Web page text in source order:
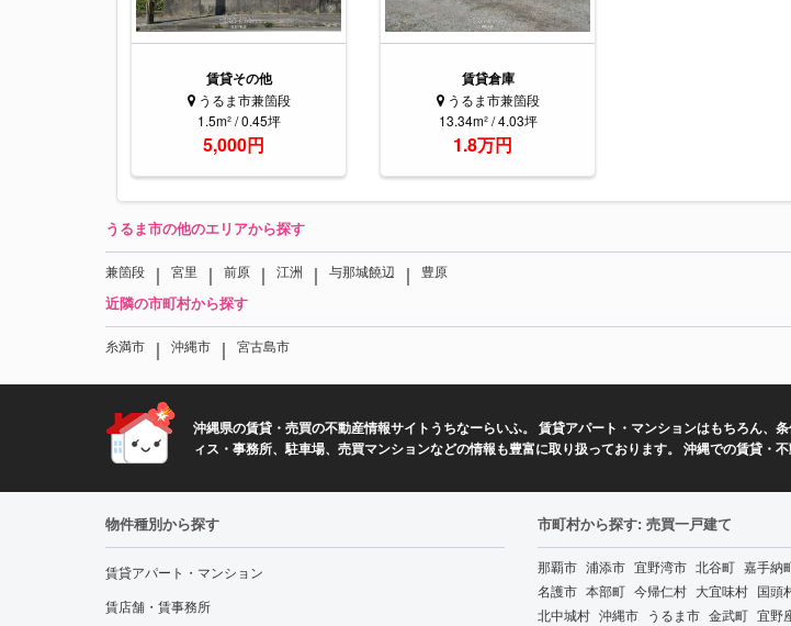
賃貸その他
うるま市兼箇段
1.5m² / 0.45坪
5,000円
賃貸倉庫
うるま市兼箇段
13.34m² / 4.03坪
1.8万円
うるま市の他のエリアから探す
兼箇段 ｜ 宮里 ｜ 前原 ｜ 江洲 ｜ 与那城饒辺 ｜ 豊原
近隣の市町村から探す
糸満市 ｜ 沖縄市 ｜ 宮古島市
沖縄県の賃貸・売買の不動産情報サイトうちなーらいふ。 賃貸アパート・マンションはもちろん
ィス・事務所、駐車場、売買マンションなどの情報も豊富に取り扱っております。 沖縄での賃貸・
物件種別から探す
賃貸アパート・マンション
賃店舗・賃事務所
市町村から探す: 売買一戸建て
那覇市 浦添市 宜野湾市 北谷町 嘉手納
名護市 本部町 今帰仁村 大宜味村 国頭
北中城村 沖縄市 うるま市 金武町 宜野